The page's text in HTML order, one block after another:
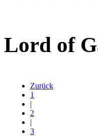
Lord of
Zurück
1
|
2
|
3